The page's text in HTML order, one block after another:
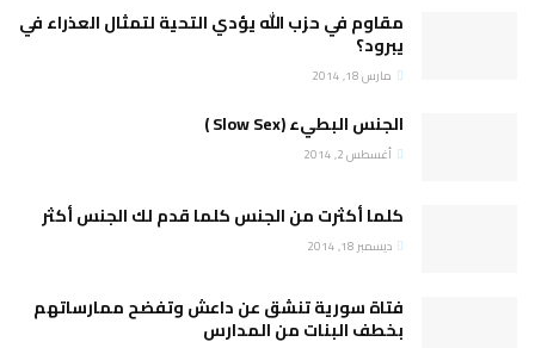
مقاوم في حزب الله يؤدي التحية لتمثال العذراء في
يبرود؟
مارس 18, 2014
الجنس البطيء (Slow Sex )
أغسطس 2, 2014
كلما أكثرت من الجنس كلما قدم لك الجنس أكثر
ديسمبر 18, 2014
فتاة سورية تنشق عن داعش وتفضح ممارساتهم
بخطف البنات من المدارس